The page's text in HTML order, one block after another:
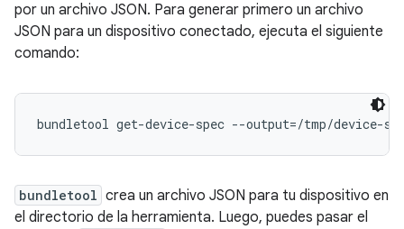
por un archivo JSON. Para generar primero un archivo
JSON para un dispositivo conectado, ejecuta el siguiente
comando:
bundletool crea un archivo JSON para tu dispositivo en
el directorio de la herramienta. Luego, puedes pasar el